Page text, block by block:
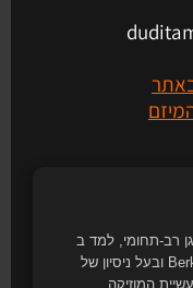
רב-תחומי, למד ב
Berklee College of Music ובעל ניסיון של
בתעשיית המוזיקה.